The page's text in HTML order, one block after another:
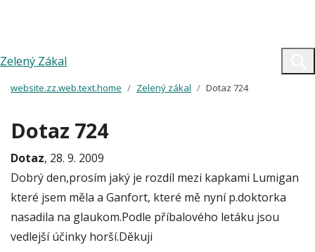
Zelený Zákal
website.zz.web.text.home Zelený zákal Dotaz 724
Dotaz 724
Dotaz, 28. 9. 2009
Dobrý den,prosím jaký je rozdíl mezi kapkami Lumigan
které jsem měla a Ganfort, které mě nyní p.doktorka
nasadila na glaukom.Podle příbalového letáku jsou
vedlejší účinky horší.Děkuji